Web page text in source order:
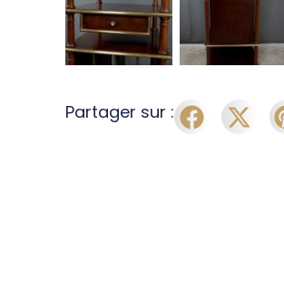
Partager sur :